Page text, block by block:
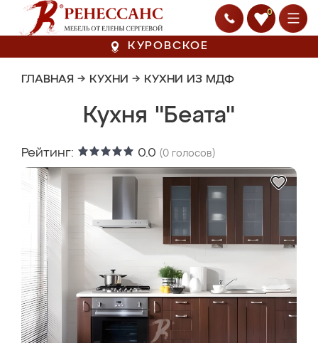
0
КУРОВСКОЕ
ГЛАВНАЯ → КУХНИ → КУХНИ ИЗ МДФ
Кухня "Беата"
Рейтинг: 0.0 (0 голосов)